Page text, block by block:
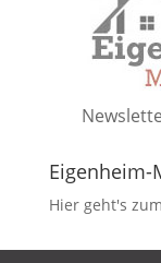
Eigenheim-
Hier geht's
DATENSCHUTZ